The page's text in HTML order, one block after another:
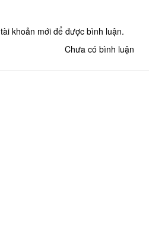
tài khoản mới để được bình luận.
Chưa có bình luận